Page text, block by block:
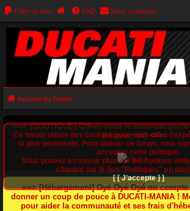
Faire un don FAQ Nous contacter
Accueil du forum
==> [BOUTIQUE] Offrez-vous le nouveau
(cliquez ici) <==
==> [Hébergement] Oyé Oyé Oyé on
donner un coup de pouce à DUCATI-MANIA !
pour aider la communauté et ses frais
Ce forum utilise des cookies pour vous offrir
la plus pertinente. Pour utiliser ce forum, cela
accepter cette politique.
Vous pouvez en savoir plus sur les cookies
cliquant sur le lien "Politiques" en pied
[ [ J’accepte ] ]